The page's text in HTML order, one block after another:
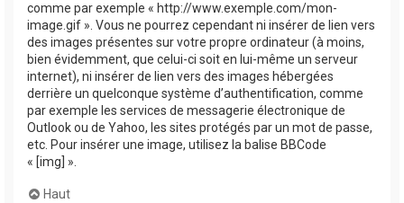
comme par exemple « http://www.exemple.com/mon-
image.gif ». Vous ne pourrez cependant ni insérer de lien vers
des images présentes sur votre propre ordinateur (à moins,
bien évidemment, que celui-ci soit en lui-même un serveur
internet), ni insérer de lien vers des images hébergées
derrière un quelconque système d’authentification, comme
par exemple les services de messagerie électronique de
Outlook ou de Yahoo, les sites protégés par un mot de passe,
etc. Pour insérer une image, utilisez la balise BBCode
« [img] ».
Haut